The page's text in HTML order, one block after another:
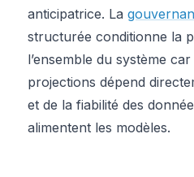
anticipatrice. La
structurée conditionne la
l’ensemble du système
projections dépend
et de la fiabilité des
alimentent les modèles.